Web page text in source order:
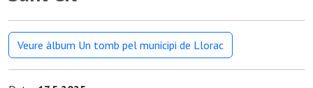
Veure àlbum Un tomb pel municipi de Llorac